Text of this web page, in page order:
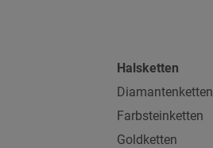
Halsketten
Diamantenketten
Farbsteinketten
Goldketten